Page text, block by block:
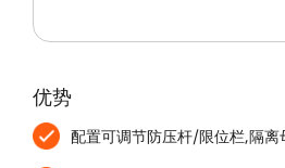
优势
配置可调节防压杆/限位栏,隔离
"Accept All", you consent to
Settings" to provide a
Privacy Policy|lmprint|